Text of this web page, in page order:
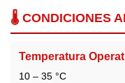
🌡️ CONDICIONES
Temperatura
10 – 35 °C